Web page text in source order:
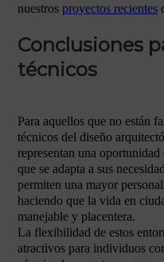
nuestros proyectos recientes
Conclusiones
técnicos
Para aquellos que no están
técnicos del diseño
representan una
que se adapta a sus
permiten una mayor
haciendo que la vida en
manejable y placentera.
La flexibilidad de estos
atractivos para individuos